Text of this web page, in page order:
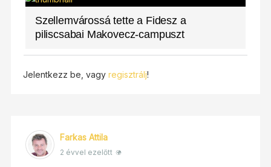
Szellemvárossá tette a Fidesz a
piliscsabai Makovecz-campuszt
Jelentkezz be, vagy regisztrálj!
Farkas Attila
2 évvel ezelőtt